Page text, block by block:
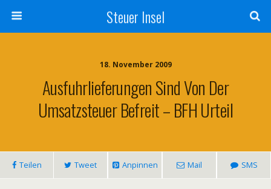
Steuer Insel
18. November 2009
Ausfuhrlieferungen Sind Von Der
Umsatzsteuer Befreit – BFH Urteil
Teilen Tweet Anpinnen Mail SMS